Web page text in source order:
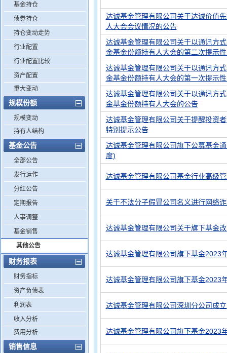
基金持仓
债券持仓
持仓变动走势
行业配置
行业配置比较
资产配置
重大变动
规模份额
规模变动
持有人结构
基金公告
全部公告
发行运作
分红公告
定期报告
人事调整
基金销售
其他公告
财务报表
财务指标
资产负债表
利润表
收入分析
费用分析
销售信息
达诚基金管理有限公司关于达诚价值
人大会会议情况的公告
达诚基金管理有限公司关于以通讯方
金基金份额持有人大会的第二次提示
达诚基金管理有限公司关于以通讯方
金基金份额持有人大会的第一次提示
达诚基金管理有限公司关于以通讯方
金基金份额持有人大会的公告
达诚基金管理有限公司关于提醒投资
特别提示公告
达诚基金管理有限公司旗下公募基金
度)
达诚基金管理有限公司基金行业高级
关于不法分子假冒公司名义进行网络
达诚基金管理有限公司关于旗下基金
达诚基金管理有限公司旗下基金2023
达诚基金管理有限公司旗下基金2023
达诚基金管理有限公司深圳分公司成
达诚基金管理有限公司旗下基金2023